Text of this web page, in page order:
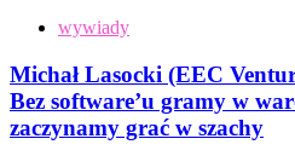
wywiady
Michał Lasocki (EEC
Bez software’u gramy w
zaczynamy grać w szachy